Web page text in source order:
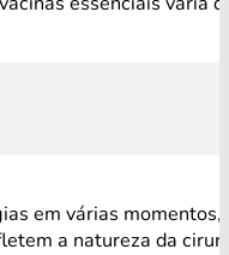
em várias
a natureza da